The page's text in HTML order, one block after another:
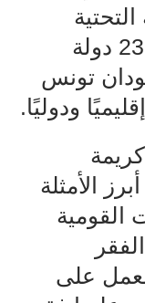
وأعمال الطرق الكبرى في 23 دولة
تونس
ودوليًا.
الأمثلة
القومية
على